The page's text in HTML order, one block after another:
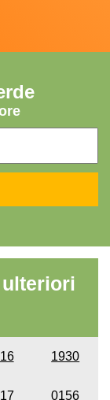
ulteriori
1930
0156